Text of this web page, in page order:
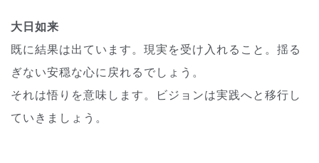
大日如来
既に結果は出ています。現実を受け入れること。揺る
ぎない安穏な心に戻れるでしょう。
それは悟りを意味します。ビジョンは実践へと移行し
ていきましょう。